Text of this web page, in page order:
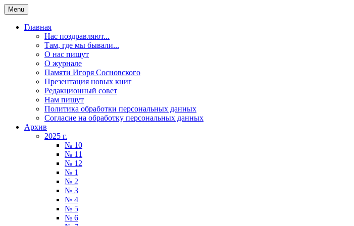
Menu
Главная
Нас поздравляют...
Там, где мы бывали...
О нас пишут
О журнале
Памяти Игоря Сосновского
Презентация новых книг
Редакционный совет
Нам пишут
Политика обработки персональных данных
Согласие на обработку персональных данных
Архив
2025 г.
№ 10
№ 11
№ 12
№ 1
№ 2
№ 3
№ 4
№ 5
№ 6